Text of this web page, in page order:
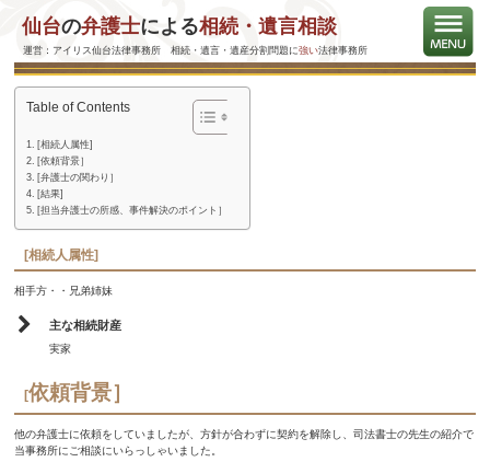
仙台の弁護士による相続・遺言相談
運営：アイリス仙台法律事務所 相続・遺言・遺産分割問題に強い法律事務所
10年を超える紛争の結果、共同で不動産を売却し、遺産を換
価できた事案
Table of Contents
[相続人属性]
[依頼背景］
[弁護士の関わり］
[結果]
[担当弁護士の所感、事件解決のポイント］
[相続人属性]
相手方・・兄弟姉妹
主な相続財産
実家
[依頼背景］
他の弁護士に依頼をしていましたが、方針が合わずに契約を解除し、司法書士の先生の紹介で
当事務所にご相談にいらっしゃいました。